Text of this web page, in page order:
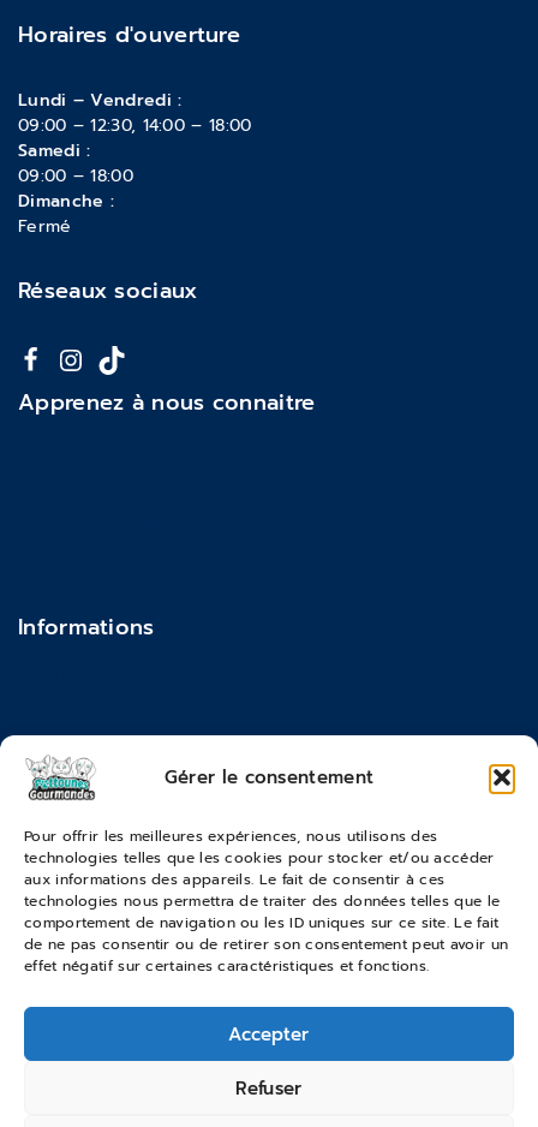
Gérer le consentement
Pour offrir les meilleures expériences, nous utilisons des
technologies telles que les cookies pour stocker et/ou accéder
aux informations des appareils. Le fait de consentir à ces
technologies nous permettra de traiter des données telles que le
comportement de navigation ou les ID uniques sur ce site. Le fait
de ne pas consentir ou de retirer son consentement peut avoir un
effet négatif sur certaines caractéristiques et fonctions.
Accepter
Refuser
Horaires d'ouverture
Lundi – Vendredi :
09:00 – 12:30, 14:00 – 18:00
Samedi :
09:00 – 18:00
Dimanche :
Fermé
Réseaux sociaux
Apprenez à nous connaitre
Informations
Moyens de paiements
Conditions générales de vente
Suivi de commande
Services & Retours
Modes de livraison
© 2026 Pattounes Gourmandes